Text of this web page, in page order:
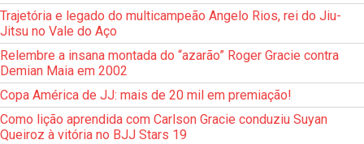
Trajetória e legado do multicampeão Angelo Rios, rei do Jiu-
Jitsu no Vale do Aço
Relembre a insana montada do “azarão” Roger Gracie contra
Demian Maia em 2002
Copa América de JJ: mais de 20 mil em premiação!
Como lição aprendida com Carlson Gracie conduziu Suyan
Queiroz à vitória no BJJ Stars 19